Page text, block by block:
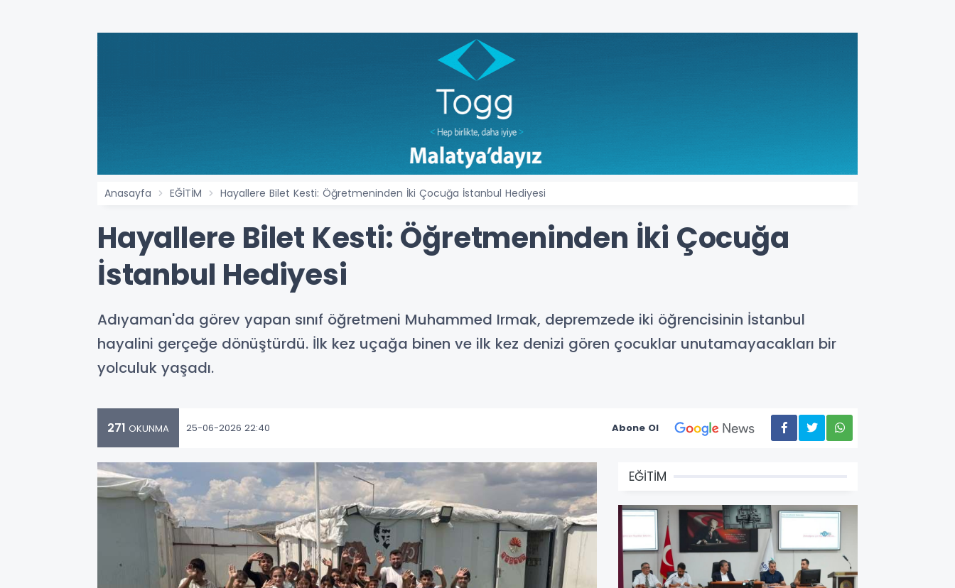
Anasayfa EĞİTİM Hayallere Bilet Kesti: Öğretmeninden İki Çocuğa İstanbul Hediyesi
Hayallere Bilet Kesti: Öğretmeninden İki Çocuğa
İstanbul Hediyesi
Adıyaman'da görev yapan sınıf öğretmeni Muhammed Irmak, depremzede iki öğrencisinin İstanbul
hayalini gerçeğe dönüştürdü. İlk kez uçağa binen ve ilk kez denizi gören çocuklar unutamayacakları bir
yolculuk yaşadı.
271 OKUNMA 25-06-2026 22:40 Abone Ol
EĞİTİM